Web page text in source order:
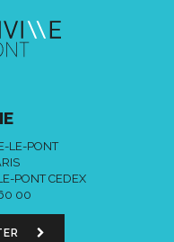
LE-PONT
PONT CEDEX
00